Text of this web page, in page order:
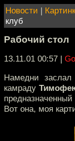
Новости |
клуб
Рабочий стол
13.11.01 00:57 |
Намедни заслал
камраду
Вот она, моя